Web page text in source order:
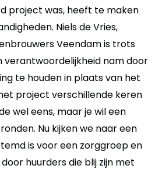
project was, heeft te maken
Niels de Vries,
Veendam is trots
verantwoordelijkheid nam door
te houden in plaats van het
project verschillende keren
wel eens, maar je wil een
Nu kijken we naar een
is voor een zorggroep en
huurders die blij zijn met